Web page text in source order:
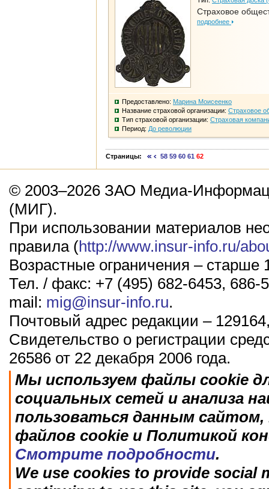
Страховое
подробнее
Предоставлено: Марина Моисеенко
Название страховой организации: Страховое
Тип страховой организации: Страховая
Период: До революции
Страницы: 58 59 60 61 62
© 2003–2026 ЗАО Медиа-
(МИГ).
При использовании материалов
правила (http://www.insur-info.ru/
Возрастные ограничения – старше
Тел. / факс: +7 (495) 682-6453, 686-
mail: mig@insur-info.ru.
Почтовый адрес редакции –
Свидетельство о регистрации
26586 от 22 декабря 2006 года.
Мы используем файлы cookie
социальных сетей и анализа
пользоваться данным
файлов cookie и Политикой
Смотрите подробности.
We use cookies to provide social